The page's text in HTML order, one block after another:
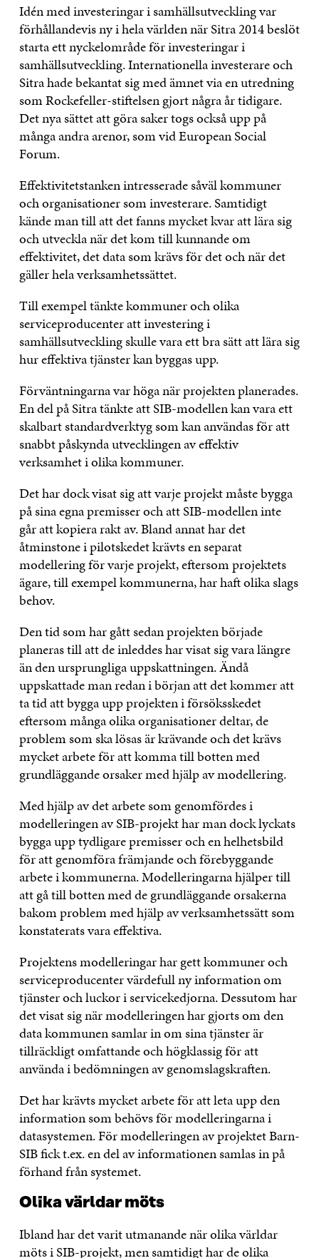
Idén med investeringar i samhällsutveckling var
förhållandevis ny i hela världen när Sitra 2014 beslöt
starta ett nyckelområde för investeringar i
samhällsutveckling. Internationella investerare och
Sitra hade bekantat sig med ämnet via en utredning
som Rockefeller-stiftelsen gjort några år tidigare.
Det nya sättet att göra saker togs också upp på
många andra arenor, som vid European Social
Forum.
Effektivitetstanken intresserade såväl kommuner
och organisationer som investerare. Samtidigt
kände man till att det fanns mycket kvar att lära sig
och utveckla när det kom till kunnande om
effektivitet, det data som krävs för det och när det
gäller hela verksamhetssättet.
Till exempel tänkte kommuner och olika
serviceproducenter att investering i
samhällsutveckling skulle vara ett bra sätt att lära sig
hur effektiva tjänster kan byggas upp.
Förväntningarna var höga när projekten planerades.
En del på Sitra tänkte att SIB-modellen kan vara ett
skalbart standardverktyg som kan användas för att
snabbt påskynda utvecklingen av effektiv
verksamhet i olika kommuner.
Det har dock visat sig att varje projekt måste bygga
på sina egna premisser och att SIB-modellen inte
går att kopiera rakt av. Bland annat har det
åtminstone i pilotskedet krävts en separat
modellering för varje projekt, eftersom projektets
ägare, till exempel kommunerna, har haft olika slags
behov.
Den tid som har gått sedan projekten började
planeras till att de inleddes har visat sig vara längre
än den ursprungliga uppskattningen. Ändå
uppskattade man redan i början att det kommer att
ta tid att bygga upp projekten i försöksskedet
eftersom många olika organisationer deltar, de
problem som ska lösas är krävande och det krävs
mycket arbete för att komma till botten med
grundläggande orsaker med hjälp av modellering.
Med hjälp av det arbete som genomfördes i
modelleringen av SIB-projekt har man dock lyckats
bygga upp tydligare premisser och en helhetsbild
för att genomföra främjande och förebyggande
arbete i kommunerna. Modelleringarna hjälper till
att gå till botten med de grundläggande orsakerna
bakom problem med hjälp av verksamhetssätt som
konstaterats vara effektiva.
Projektens modelleringar har gett kommuner och
serviceproducenter värdefull ny information om
tjänster och luckor i servicekedjorna. Dessutom har
det visat sig när modelleringen har gjorts om den
data kommunen samlar in om sina tjänster är
tillräckligt omfattande och högklassig för att
använda i bedömningen av genomslagskraften.
Det har krävts mycket arbete för att leta upp den
information som behövs för modelleringarna i
datasystemen. För modelleringen av projektet Barn-
SIB fick t.ex. en del av informationen samlas in på
förhand från systemet.
Olika världar möts
Ibland har det varit utmanande när olika världar
möts i SIB-projekt, men samtidigt har de olika